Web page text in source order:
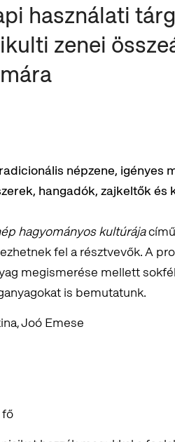
használati
zenei
népzene, igényes
hangadók, zajkeltők és
hagyományos kultúrája
fel a résztvevők. A
megismerése mellett
is bemutatunk.
Joó Emese
fő